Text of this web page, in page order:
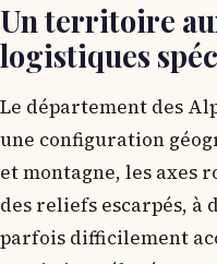
Un territoire
logistiques
Le département des
une configuration
et montagne, les axes
des reliefs escarpés, à
parfois difficilement